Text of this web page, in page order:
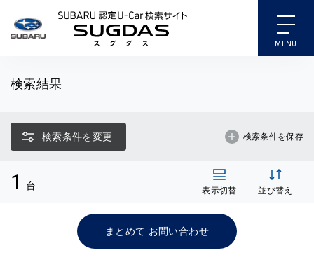
SUBARU 認定U-Car検索
検索結果
検索条件を変更 検索条件を保存
1 台 表示切替 並び替え
まとめて お問い合わせ